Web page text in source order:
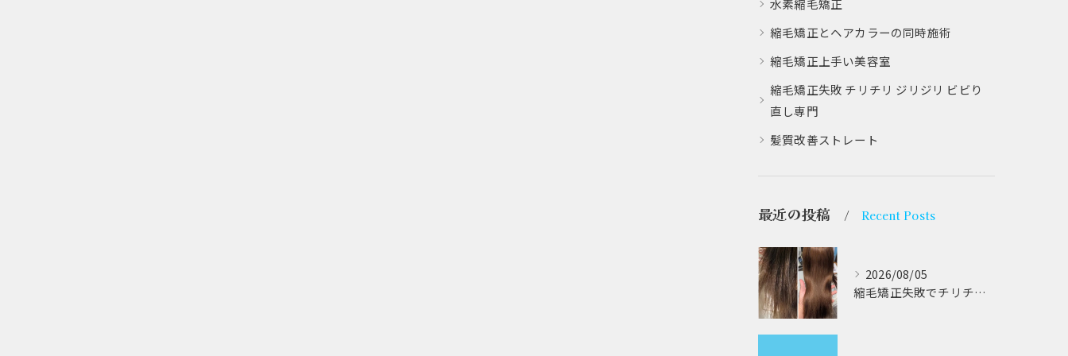
水素縮毛矯正
縮毛矯正とヘアカラーの同時施術
縮毛矯正上手い美容室
縮毛矯正失敗 チリチリ ジリジリ ビビり
直し専門
髪質改善ストレート
最近の投稿 Recent Posts
2026/08/05
縮毛矯正失敗でチリチリジリジリの髪をビビり直し専門が丁寧に修復する方法解説